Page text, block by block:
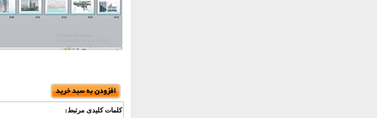
کلمات کلیدی مرتبط: